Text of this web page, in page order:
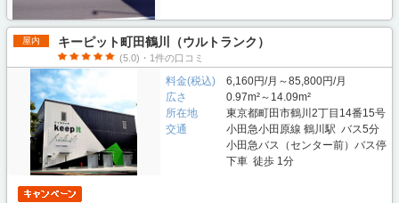
屋内 キーピット町田鶴川（ウルトランク）
(5.0)・1件の口コミ
料金(税込)
6,160円/月～85,800円/月
広さ
0.97m²～14.09m²
所在地
東京都町田市鶴川2丁目14番15号
交通
小田急小田原線 鶴川駅 バス5分
小田急バス（センター前）バス停
下車 徒歩 1分